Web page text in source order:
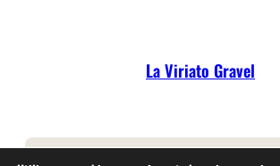
La Viriato Gravel